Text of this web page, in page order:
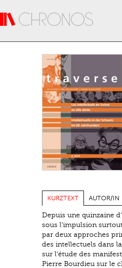
KURZTEXT AUTOR/IN
Depuis une quinzaine
sous l’impulsion
par deux approches
des intellectuels dans
sur l’étude des
Pierre Bourdieu sur le